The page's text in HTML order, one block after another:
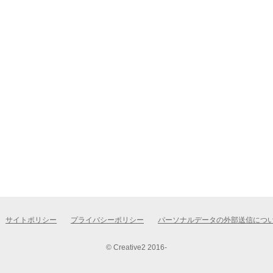
サイトポリシー プライバシーポリシー パーソナルデータの外部送信につ
© Creative2 2016-